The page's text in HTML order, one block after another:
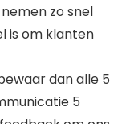
zo snel
is om klanten
dan alle 5
5